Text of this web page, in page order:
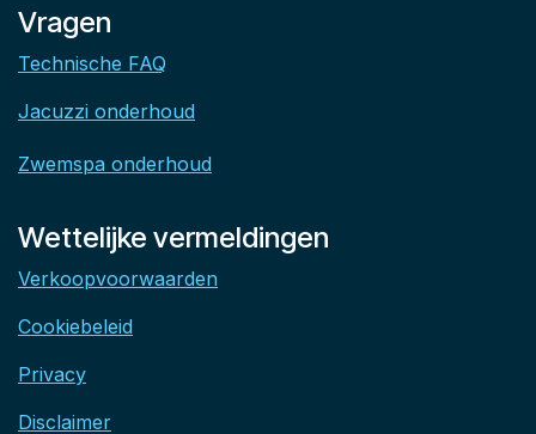
Vragen
Technische FAQ
Jacuzzi onderhoud
Zwemspa onderhoud
Wettelijke vermeldingen
Verkoopvoorwaarden
Cookiebeleid
Privacy
Disclaimer